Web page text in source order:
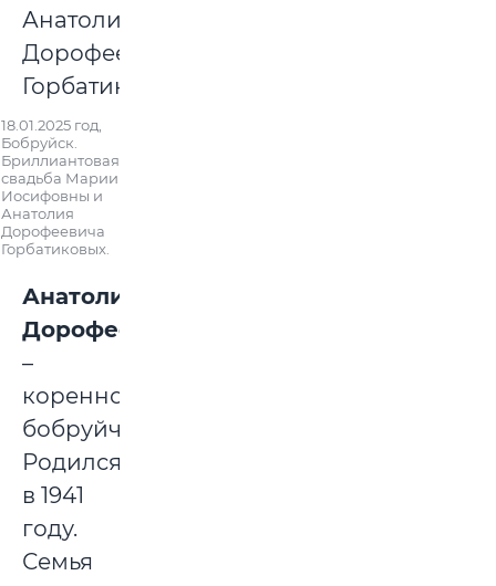
18.01.2025 год,
Бобруйск.
Бриллиантовая
свадьба Марии
Иосифовны и
Анатолия
Дорофеевича
Горбатиковых.
Анатолий
Дорофеевич
–
коренной
бобруйчанин.
Родился
в 1941
году.
Семья